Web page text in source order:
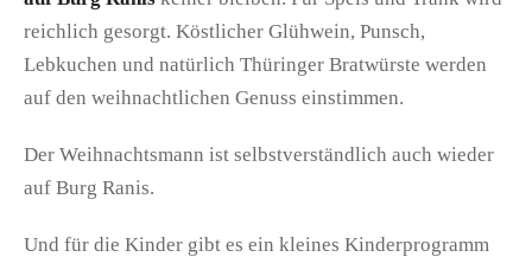
reichlich gesorgt. Köstlicher Glühwein, Punsch,
Lebkuchen und natürlich Thüringer Bratwürste werden
auf den weihnachtlichen Genuss einstimmen.
Der Weihnachtsmann ist selbstverständlich auch wieder
auf Burg Ranis.
Und für die Kinder gibt es ein kleines Kinderprogramm